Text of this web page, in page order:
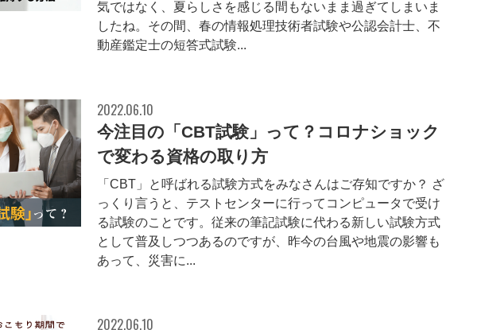
気ではなく、夏らしさを感じる間もないまま過ぎてしまいま
したね。その間、春の情報処理技術者試験や公認会計士、不
動産鑑定士の短答式試験...
2022.06.10
今注目の「CBT試験」って？コロナショック
で変わる資格の取り方
「CBT」と呼ばれる試験方式をみなさんはご存知ですか？ ざ
っくり言うと、テストセンターに行ってコンピュータで受け
る試験のことです。従来の筆記試験に代わる新しい試験方式
として普及しつつあるのですが、昨今の台風や地震の影響も
あって、災害に...
2022.06.10